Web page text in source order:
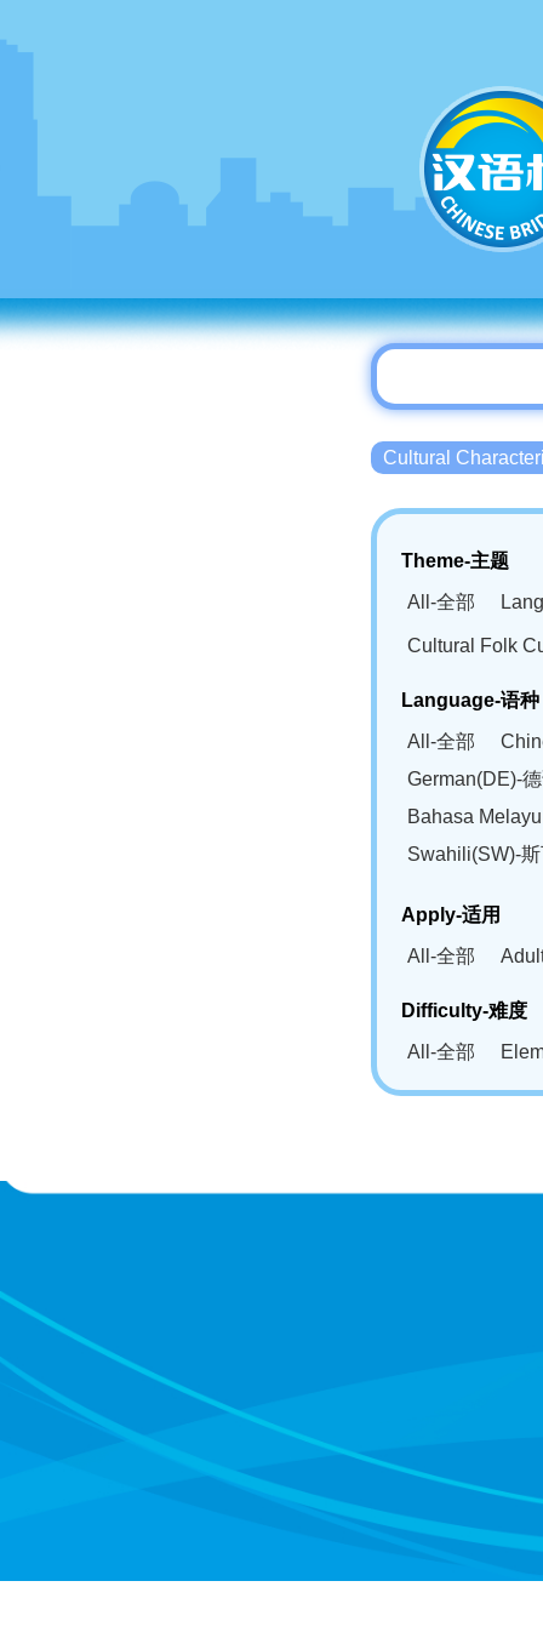
Cultural
Theme-主题
All-全部
Cultural Folk
Language-语种
All-全部
German(DE)-
Bahasa
Swahili(SW)-
Apply-适用
All-全部
Difficulty-难度
All-全部